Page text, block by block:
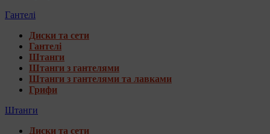
Гантелі
Диски та сети
Гантелі
Штанги
Штанги з гантелями
Штанги з гантелями та лавками
Грифи
Штанги
Диски та сети